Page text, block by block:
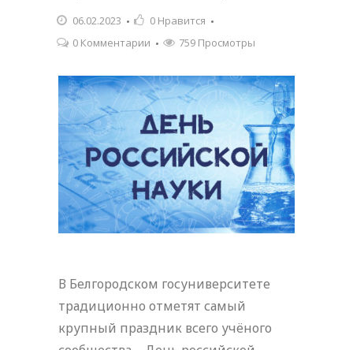
06.02.2023 0 Нравится
0 Комментарии
759 Просмотры
В Белгородском госуниверситете
традиционно отметят самый
крупный праздник всего учёного